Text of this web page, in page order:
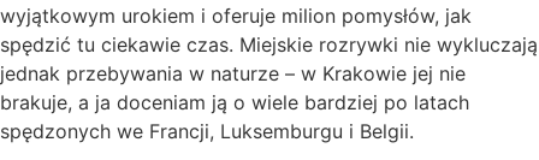
wyjątkowym urokiem i oferuje milion pomysłów, jak
spędzić tu ciekawie czas. Miejskie rozrywki nie wykluczają
jednak przebywania w naturze – w Krakowie jej nie
brakuje, a ja doceniam ją o wiele bardziej po latach
spędzonych we Francji, Luksemburgu i Belgii.